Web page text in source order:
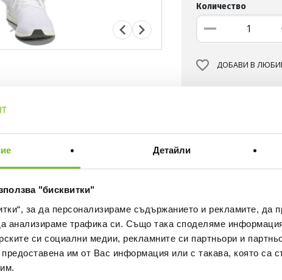
Детайли
"бисквитки"
за да персонализираме съдържанието и рекламите, да
анализираме трафика си. Също така споделяме
си социални медии, рекламните си партньори и
предоставена им от Вас информация или с такава, която са
Количество
ДОБАВИ В
Доставка Наличност в магазините